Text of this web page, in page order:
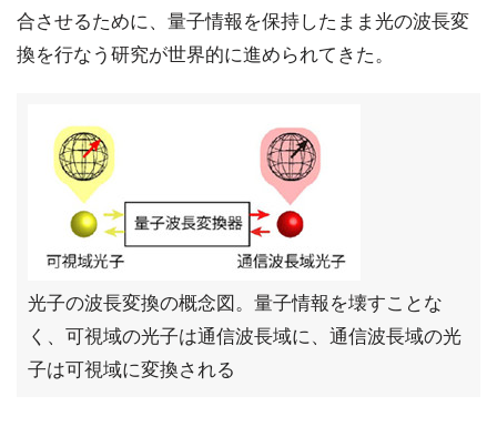
合させるために、量子情報を保持したまま光の波長変
換を行なう研究が世界的に進められてきた。
光子の波長変換の概念図。量子情報を壊すことな
く、可視域の光子は通信波長域に、通信波長域の光
子は可視域に変換される